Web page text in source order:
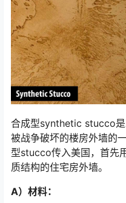
合成型synthetic stucco
被战争破坏的楼房外墙的
型stucco传入美国，首先
质结构的住宅房外墙。
A）材料：